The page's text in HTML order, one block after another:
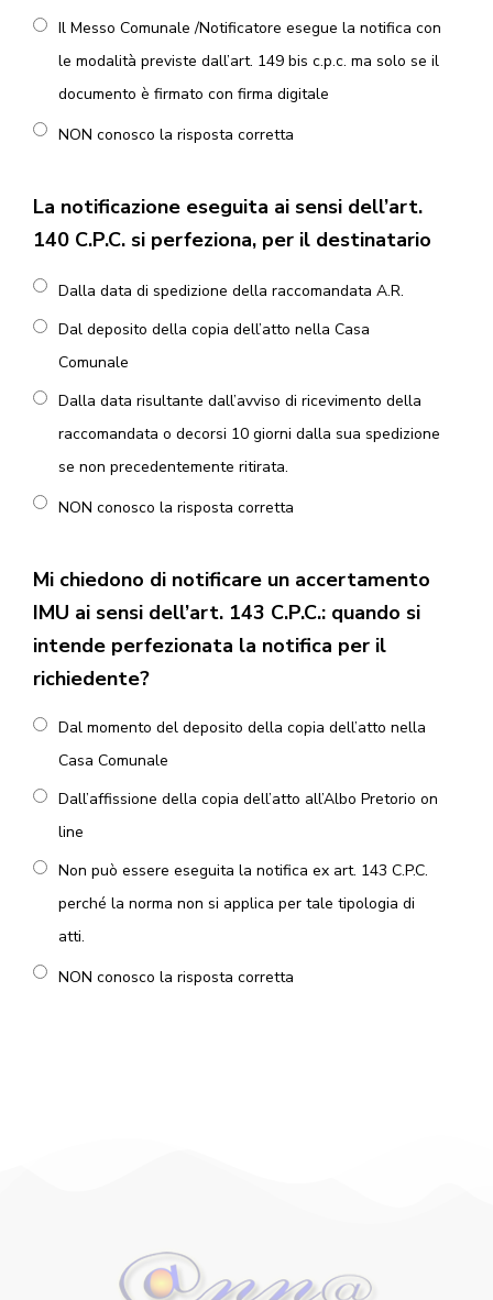
Il Messo Comunale /Notificatore esegue la notifica con
le modalità previste dall’art. 149 bis c.p.c. ma solo se il
documento è firmato con firma digitale
NON conosco la risposta corretta
La notificazione eseguita ai sensi dell’art.
140 C.P.C. si perfeziona, per il destinatario
Dalla data di spedizione della raccomandata A.R.
Dal deposito della copia dell’atto nella Casa
Comunale
Dalla data risultante dall’avviso di ricevimento della
raccomandata o decorsi 10 giorni dalla sua spedizione
se non precedentemente ritirata.
NON conosco la risposta corretta
Mi chiedono di notificare un accertamento
IMU ai sensi dell’art. 143 C.P.C.: quando si
intende perfezionata la notifica per il
richiedente?
Dal momento del deposito della copia dell’atto nella
Casa Comunale
Dall’affissione della copia dell’atto all’Albo Pretorio on
line
Non può essere eseguita la notifica ex art. 143 C.P.C.
perché la norma non si applica per tale tipologia di
atti.
NON conosco la risposta corretta